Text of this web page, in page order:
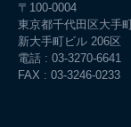
〒100-0004
東京都千代田区大手
新大手町ビル 206区
電話 : 03-3270-6641
FAX : 03-3246-0233